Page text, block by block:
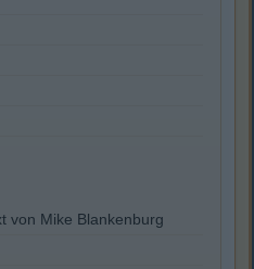
von Mike Blankenburg